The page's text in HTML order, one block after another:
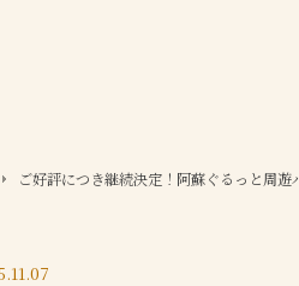
ご好評につき継続決定！阿蘇ぐるっと周遊